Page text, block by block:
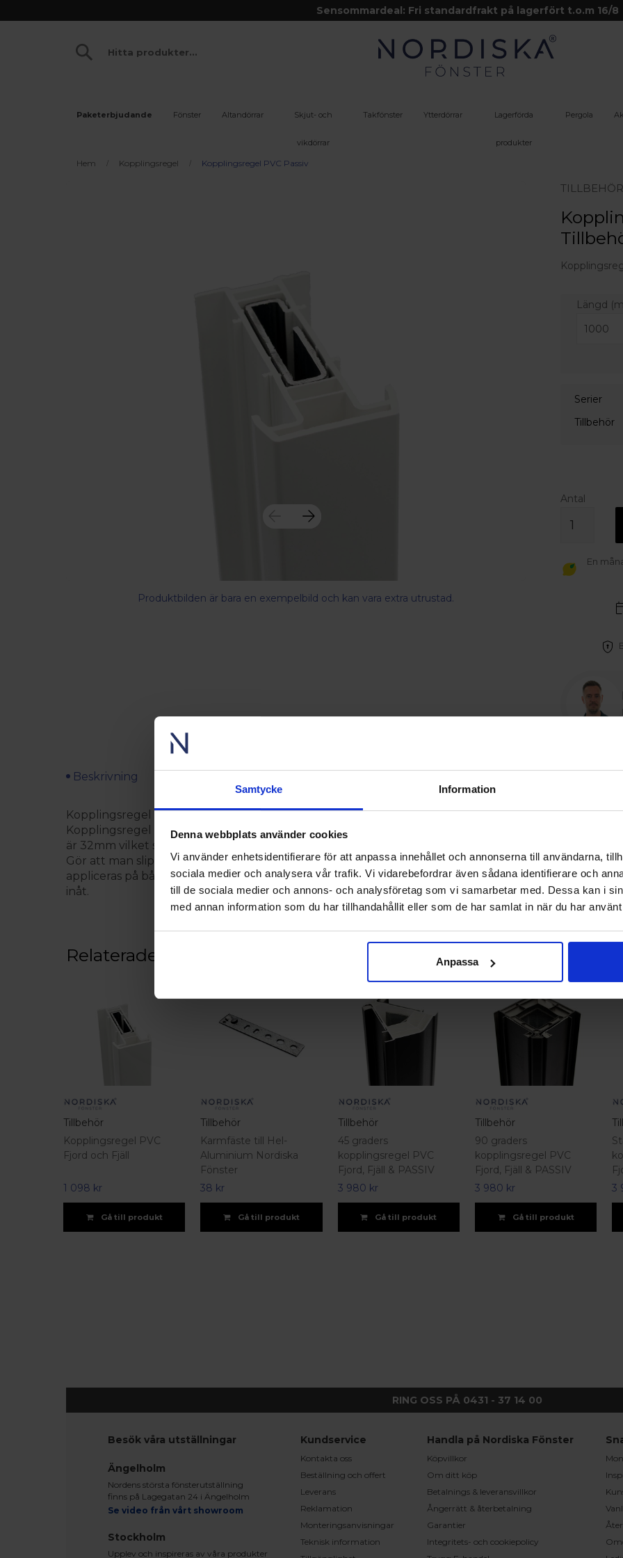
Samtycke Information
Denna webbplats använder cookies
Vi använder enhetsidentifierare för att anpassa innehållet och annonserna till användarna,
sociala medier och analysera vår trafik. Vi vidarebefordrar även sådana identifierare och
till de sociala medier och annons- och analysföretag som vi samarbetar med. Dessa kan i
med annan information som du har tillhandahållit eller som de har samlat in när du har
Anpassa
Sensommardeal: Fri standardfrakt på lagerfört t.o.m 16/8
Paketerbjudande Fönster Altandörrar Skjut- och
vikdörrar
Takfönster Ytterdörrar Lagerförda
produkter
Pergola
Hem Kopplingsregel Kopplingsregel PVC Passiv
Produktbilden är bara en exempelbild och kan vara extra utrustad.
TILLBEHÖR
Längd
Serier
Tillbehör
Antal
En
Beskrivning
Kopplingsregel för PVC -serien PASSIV.
Kopplingsregel används för att sammanfoga exempelvis en altandörr med ett öppningsbart eller
är 32mm vilket skapar ell mellanrum mellan produkterna som ska sammankopplas.
Gör att man slipper regla och klä med foder. Kopplingsregeln ska drevas med 20-35mm brett
appliceras på båda sidorna. Svällband ingår ej vid köp av regeln utan köpes löst i vår e-shop. Den
inåt.
Relaterade produkter
Tillbehör
Kopplingsregel PVC
Fjord och Fjäll
1 098 kr
Gå till produkt
Tillbehör
Karmfäste till Hel-
Aluminium Nordiska
Fönster
38 kr
Gå till produkt
Tillbehör
45 graders
kopplingsregel PVC
Fjord, Fjäll & PASSIV
3 980 kr
Gå till produkt
Tillbehör
90 graders
kopplingsregel PVC
Fjord, Fjäll & PASSIV
3 980 kr
Gå till produkt
3
RING OSS PÅ 0431 - 37 14 00
Besök våra utställningar
Ängelholm
Nordens största fönsterutställning
finns på Lagegatan 24 i Ängelholm
Se video från vårt showroom
Stockholm
Upplev och inspireras av våra produkter
Kundservice
Kontakta oss
Beställning och offert
Leverans
Reklamation
Monteringsanvisningar
Teknisk information
Handla på Nordiska Fönster
Köpvillkor
Om ditt köp
Betalnings & leveransvillkor
Ångerrätt & återbetalning
Garantier
Integritets- och cookiepolicy